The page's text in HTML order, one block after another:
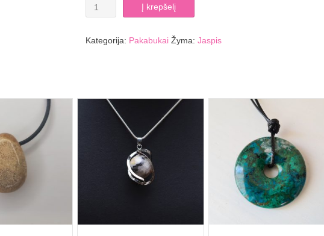
pakabukas
Į krepšelį
Kategorija: Pakabukai Žyma: Jaspis